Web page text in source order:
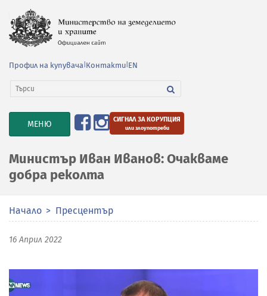
Профил на купувача Контакти EN
TOGGLE
NAVIGATION
МЕНЮ СИГНАЛ ЗА КОРУПЦИЯ
или злоупотреби
Министър Иван Иванов: Очакваме
добра реколта
Начало Пресцентър
16 Април 2022